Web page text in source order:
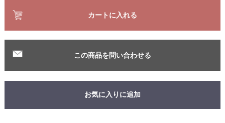
カートに入れる
この商品を問い合わせる
お気に入りに追加